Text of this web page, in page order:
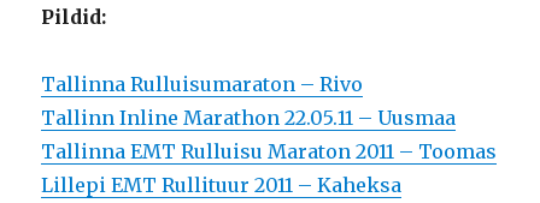
Pildid:
Tallinna Rulluisumaraton – Rivo
Tallinn Inline Marathon 22.05.11 – Uusmaa
Tallinna EMT Rulluisu Maraton 2011 – Toomas
Lillepi EMT Rullituur 2011 – Kaheksa